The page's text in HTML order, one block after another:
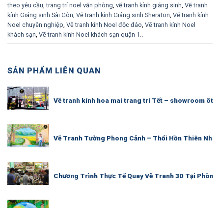
theo yêu cầu,trang trí noel văn phòng, vẽ tranh kính giáng sinh, Vẽ tranh
kính Giáng sinh Sài Gòn, Vẽ tranh kính Giáng sinh Sheraton, Vẽ tranh kính
Noel chuyên nghiệp, Vẽ tranh kính Noel độc đáo, Vẽ tranh kính Noel
khách sạn, Vẽ tranh kính Noel khách sạn quận 1..
SẢN PHẨM LIÊN QUAN
Vẽ tranh kính hoa mai trang trí Tết – showroom
Vẽ Tranh Tường Phong Cảnh – Thổi Hồn Thiên
Chương Trình Thực Tế Quay Vẽ Tranh 3D Tại